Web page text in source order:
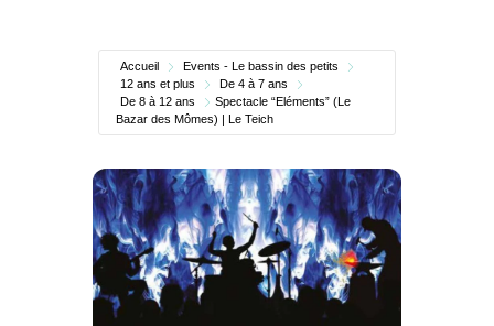
Accueil
Events - Le bassin des petits
12 ans et plus
De 4 à 7 ans
De 8 à 12 ans
Spectacle “Eléments” (Le
Bazar des Mômes) | Le Teich